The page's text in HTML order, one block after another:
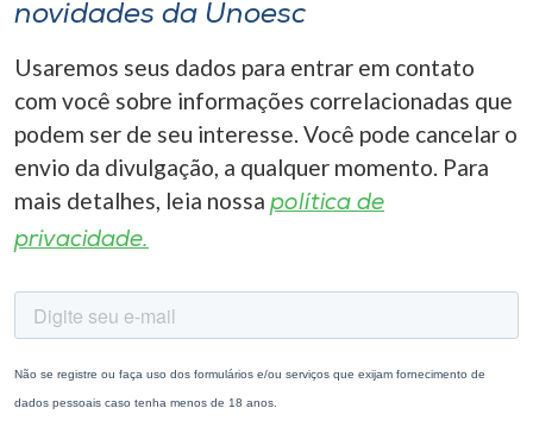
novidades da Unoesc
Usaremos seus dados para entrar em contato
com você sobre informações correlacionadas que
podem ser de seu interesse. Você pode cancelar o
envio da divulgação, a qualquer momento. Para
mais detalhes, leia nossa política de
privacidade.